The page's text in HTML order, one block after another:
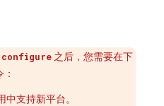
之后，您需要在下
支持新平台。